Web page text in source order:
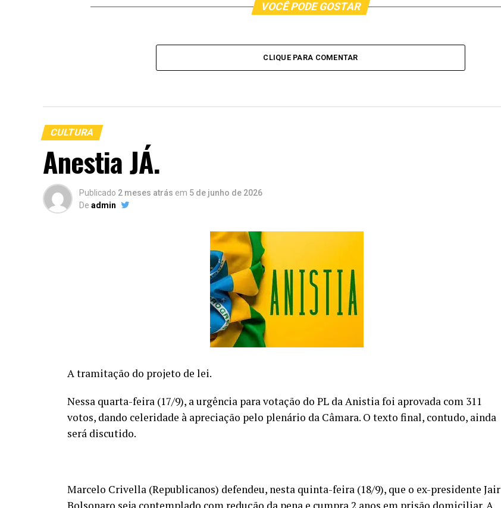
VOCÊ PODE GOSTAR
CLIQUE PARA COMENTAR
CULTURA
Anestia JÁ.
Publicado 2 meses atrás em 5 de junho de 2026
De admin
A tramitação do projeto de lei.
Nessa quarta-feira (17/9), a urgência para votação do PL da Anistia foi aprovada com 311
votos, dando celeridade à apreciação pelo plenário da Câmara. O texto final, contudo, ainda
será discutido.
Marcelo Crivella (Republicanos) defendeu, nesta quinta-feira (18/9), que o ex-presidente Jair